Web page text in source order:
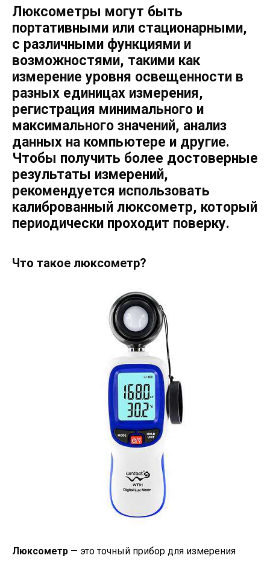
Люксометры могут быть
портативными или стационарными,
с различными функциями и
возможностями, такими как
измерение уровня освещенности в
разных единицах измерения,
регистрация минимального и
максимального значений, анализ
данных на компьютере и другие.
Чтобы получить более достоверные
результаты измерений,
рекомендуется использовать
калиброванный люксометр, который
периодически проходит поверку.
Что такое люксометр?
Люксометр — это точный прибор для измерения